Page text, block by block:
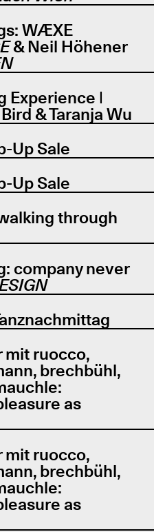
WÆXE
& Neil Höhener
Experience |
& Taranja Wu
Up Sale
Up Sale
through
company never
ruocco,
brechbühl,
as
ruocco,
brechbühl,
as